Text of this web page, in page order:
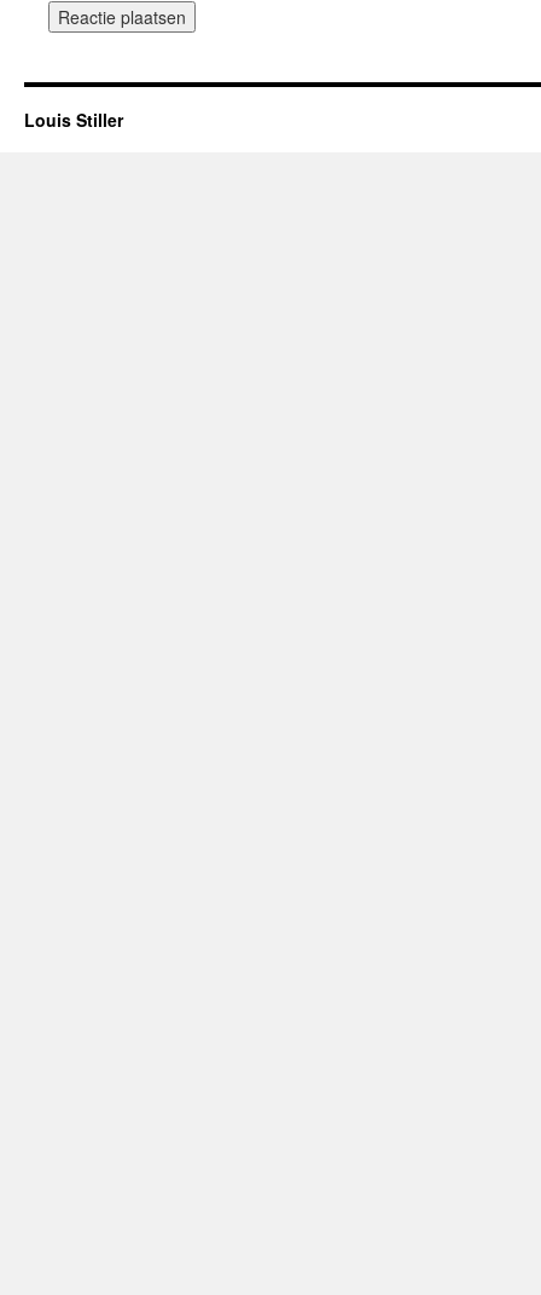
Louis Stiller